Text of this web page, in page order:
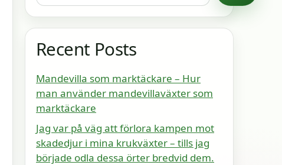
Recent Posts
Mandevilla som marktäckare – Hur
man använder mandevillaväxter som
marktäckare
Jag var på väg att förlora kampen mot
skadedjur i mina krukväxter – tills jag
började odla dessa örter bredvid dem.